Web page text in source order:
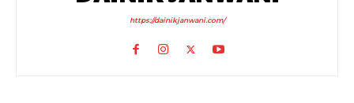
https://dainikjanwani.com/